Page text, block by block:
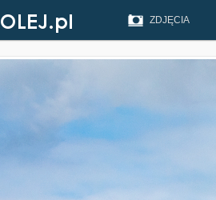
ZDJĘCIA